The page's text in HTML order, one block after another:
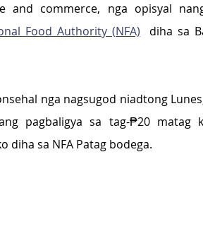
and commerce, nga opisyal
Food Authority (NFA) diha sa
nga nagsugod niadtong
pagbaligya sa tag-₱20 matag
diha sa NFA Patag bodega.